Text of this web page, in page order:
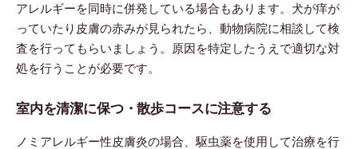
アレルギーを同時に併発している場合もあります。犬が痒が
っていたり皮膚の赤みが見られたら、動物病院に相談して検
査を行ってもらいましょう。原因を特定したうえで適切な対
処を行うことが必要です。
室内を清潔に保つ・散歩コースに注意する
ノミアレルギー性皮膚炎の場合、駆虫薬を使用して治療を行